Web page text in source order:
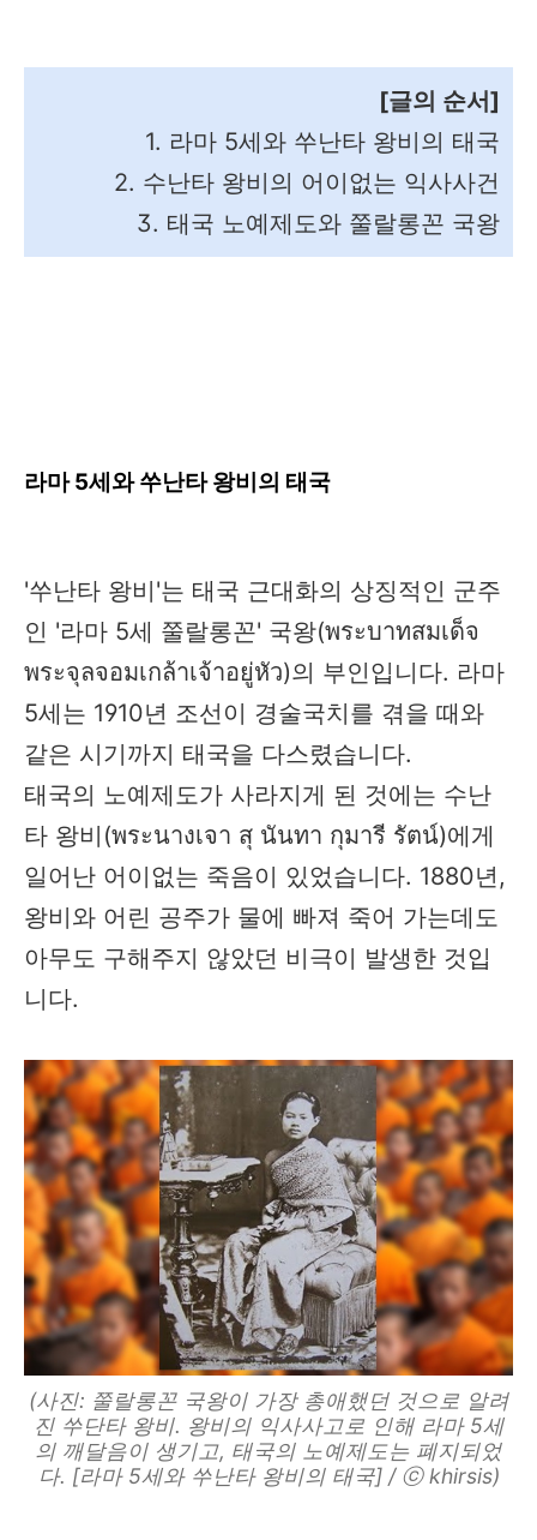
[글의 순서]
1. 라마 5세와 쑤난타 왕비의 태국
2. 수난타 왕비의 어이없는 익사사건
3. 태국 노예제도와 쭐랄롱꼰 국왕
라마 5세와 쑤난타 왕비의 태국
'쑤난타 왕비'는 태국 근대화의 상징적인 군주
인 '라마 5세 쭐랄롱꼰' 국왕(พระบาทสมเด็จ
พระจุลจอมเกล้าเจ้าอยู่หัว)의 부인입니다. 라마
5세는 1910년 조선이 경술국치를 겪을 때와
같은 시기까지 태국을 다스렸습니다.
태국의 노예제도가 사라지게 된 것에는 수난
타 왕비(พระนางเจา สุ นันทา กุมารี รัตน์)에게
일어난 어이없는 죽음이 있었습니다. 1880년,
왕비와 어린 공주가 물에 빠져 죽어 가는데도
아무도 구해주지 않았던 비극이 발생한 것입
니다.
(사진: 쭐랄롱꼰 국왕이 가장 총애했던 것으로 알려
진 쑤단타 왕비. 왕비의 익사사고로 인해 라마 5세
의 깨달음이 생기고, 태국의 노예제도는 폐지되었
다. [라마 5세와 쑤난타 왕비의 태국] / ⓒ khirsis)